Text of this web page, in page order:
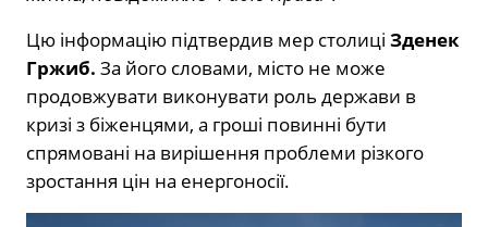
Цю інформацію підтвердив мер столиці Зденек
Гржиб. За його словами, місто не може
продовжувати виконувати роль держави в
кризі з біженцями, а гроші повинні бути
спрямовані на вирішення проблеми різкого
зростання цін на енергоносії.